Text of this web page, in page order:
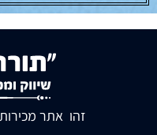
זהו אתר